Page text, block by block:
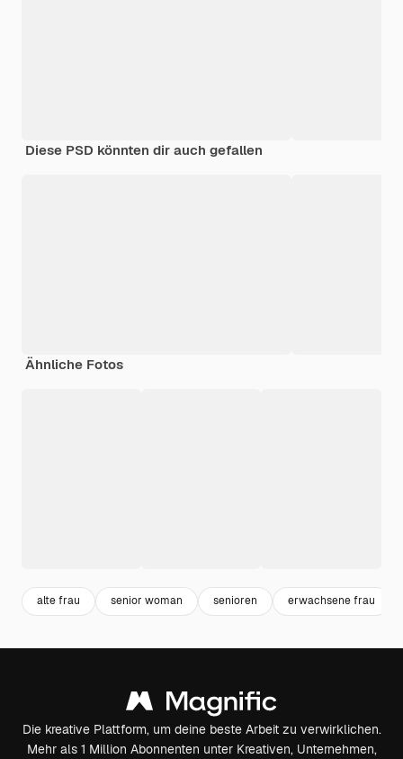
Diese PSD könnten dir auch gefallen
Ähnliche Fotos
alte frau senior woman senioren erwachsene frau
Die kreative Plattform, um deine beste Arbeit zu verwirklichen.
Mehr als 1 Million Abonnenten unter Kreativen, Unternehmen,